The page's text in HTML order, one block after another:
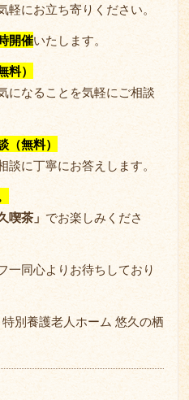
にお立ち寄りください。
開催いたします。
）
になることを気軽にご相談
無料）
談に丁寧にお答えします。
喫茶」でお楽しみくださ
一同心よりお待ちしており
特別養護老人ホーム 悠久の栖